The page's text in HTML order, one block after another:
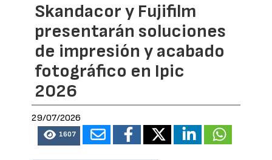
Skandacor y Fujifilm
presentarán soluciones
de impresión y acabado
fotográfico en Ipic
2026
29/07/2026
1607